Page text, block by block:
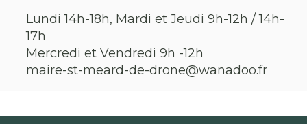
Lundi 14h-18h, Mardi et Jeudi 9h-12h / 14h-
17h
Mercredi et Vendredi 9h -12h
maire-st-meard-de-drone@wanadoo.fr